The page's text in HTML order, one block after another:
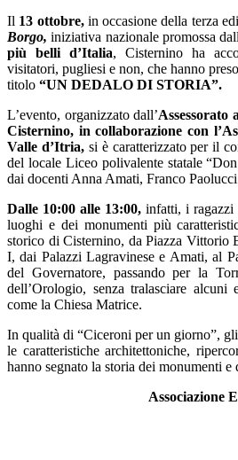
Il 13 ottobre, in occasione della terza
Borgo, iniziativa nazionale promossa
più belli d’Italia, Cisternino ha
visitatori, pugliesi e non, che hanno
titolo “UN DEDALO DI STORIA”.
L’evento, organizzato dall’Assessorato
Cisternino, in collaborazione con
Valle d’Itria, si è caratterizzato per il
del locale Liceo polivalente statale
dai docenti Anna Amati, Franco
Dalle 10:00 alle 13:00, infatti, i ragazzi
luoghi e dei monumenti più
storico di Cisternino, da Piazza Vittorio
I, dai Palazzi Lagravinese e Amati, al
del Governatore, passando per la
dell’Orologio, senza tralasciare
come la Chiesa Matrice.
In qualità di “Ciceroni per un giorno”,
le caratteristiche architettoniche,
hanno segnato la storia dei monumenti e
Associazione